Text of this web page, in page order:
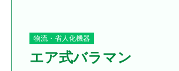
物流・省人化機器
エア式バラマン